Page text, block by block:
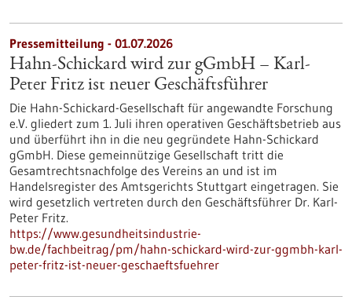
Pressemitteilung - 01.07.2026
Hahn-Schickard wird zur gGmbH – Karl-
Peter Fritz ist neuer Geschäftsführer
Die Hahn-Schickard-Gesellschaft für angewandte Forschung
e.V. gliedert zum 1. Juli ihren operativen Geschäftsbetrieb aus
und überführt ihn in die neu gegründete Hahn-Schickard
gGmbH. Diese gemeinnützige Gesellschaft tritt die
Gesamtrechtsnachfolge des Vereins an und ist im
Handelsregister des Amtsgerichts Stuttgart eingetragen. Sie
wird gesetzlich vertreten durch den Geschäftsführer Dr. Karl-
Peter Fritz.
https://www.gesundheitsindustrie-
bw.de/fachbeitrag/pm/hahn-schickard-wird-zur-ggmbh-karl-
peter-fritz-ist-neuer-geschaeftsfuehrer